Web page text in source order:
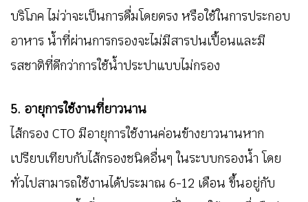
บริโภค ไม่ว่าจะเป็นการดื่มโดยตรง หรือใช้ในการประกอบ
อาหาร น้ำที่ผ่านการกรองจะไม่มีสารปนเปื้อนและมี
รสชาติที่ดีกว่าการใช้น้ำประปาแบบไม่กรอง
5. อายุการใช้งานที่ยาวนาน
ไส้กรอง CTO มีอายุการใช้งานค่อนข้างยาวนานหาก
เปรียบเทียบกับไส้กรองชนิดอื่นๆ ในระบบกรองน้ำ โดย
ทั่วไปสามารถใช้งานได้ประมาณ 6-12 เดือน ขึ้นอยู่กับ